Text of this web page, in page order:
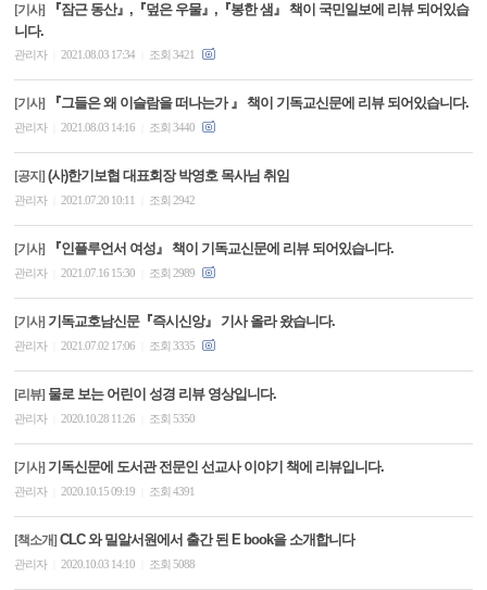
[기사]
『잠근 동산』,『덮은 우물』,『봉한 샘』 책이 국민일보에 리뷰 되어있습
니다.
관리자 2021.08.03 17:34 조회 3421
[기사] 『그들은 왜 이슬람을 떠나는가 』 책이 기독교신문에 리뷰 되어있습니다.
관리자 2021.08.03 14:16 조회 3440
[공지] (사)한기보협 대표회장 박영호 목사님 취임
관리자 2021.07.20 10:11 조회 2942
[기사] 『인플루언서 여성』 책이 기독교신문에 리뷰 되어있습니다.
관리자 2021.07.16 15:30 조회 2989
[기사] 기독교호남신문『즉시신앙』 기사 올라 왔습니다.
관리자 2021.07.02 17:06 조회 3335
[리뷰] 물로 보는 어린이 성경 리뷰 영상입니다.
관리자 2020.10.28 11:26 조회 5350
[기사] 기독신문에 도서관 전문인 선교사 이야기 책에 리뷰입니다.
관리자 2020.10.15 09:19 조회 4391
[책소개] CLC 와 밀알서원에서 출간 된 E book을 소개합니다
관리자 2020.10.03 14:10 조회 5088